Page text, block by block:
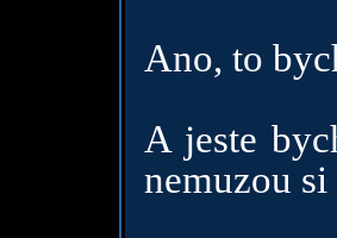
Ano, to
A jeste
nemuzou